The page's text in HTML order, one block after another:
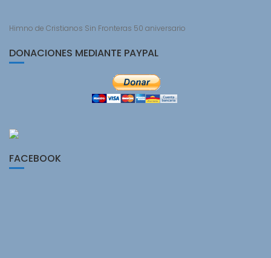
Himno de Cristianos Sin Fronteras 50 aniversario
DONACIONES MEDIANTE PAYPAL
FACEBOOK